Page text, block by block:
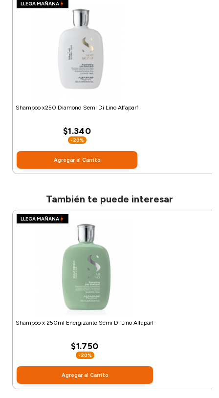
LLEGA MAÑANA
Shampoo x250 Diamond Semi Di Lino Alfaparf
$1.340
-20%
Agregar al Carrito
También te puede interesar
LLEGA MAÑANA
Shampoo x 250ml Energizante Semi Di Lino Alfaparf
$1.750
-20%
Agregar al Carrito